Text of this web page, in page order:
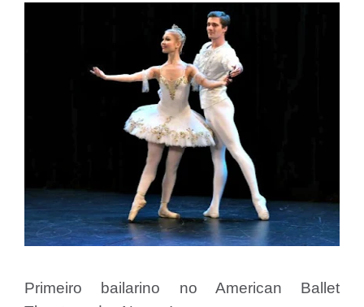
Primeiro bailarino no American Ballet